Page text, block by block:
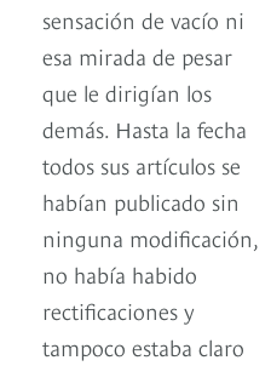
sensación de vacío ni
esa mirada de pesar
que le dirigían los
demás. Hasta la fecha
todos sus artículos se
habían publicado sin
ninguna modificación,
no había habido
rectificaciones y
tampoco estaba claro